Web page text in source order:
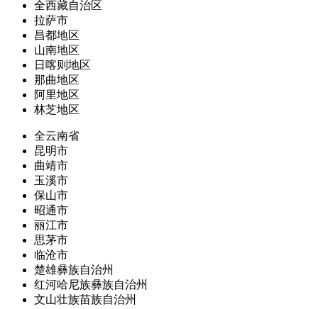
全西藏自治区
拉萨市
昌都地区
山南地区
日喀则地区
那曲地区
阿里地区
林芝地区
全云南省
昆明市
曲靖市
玉溪市
保山市
昭通市
丽江市
思茅市
临沧市
楚雄彝族自治州
红河哈尼族彝族自治州
文山壮族苗族自治州